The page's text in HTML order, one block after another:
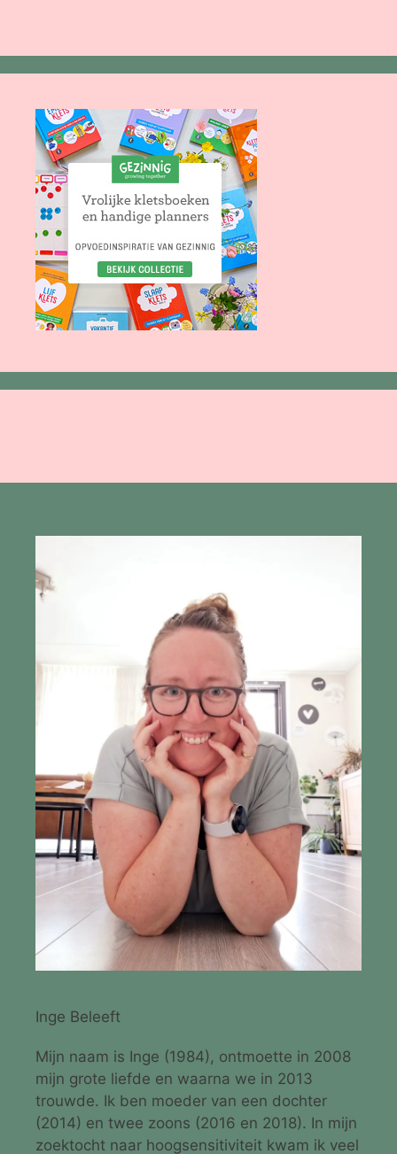
Inge Beleeft
Mijn naam is Inge (1984), ontmoette in 2008
mijn grote liefde en waarna we in 2013
trouwde. Ik ben moeder van een dochter
(2014) en twee zoons (2016 en 2018). In mijn
zoektocht naar hoogsensitiviteit kwam ik veel